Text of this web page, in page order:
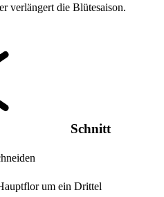
verlängert die Blütesaison.
Schnitt
um ein Drittel